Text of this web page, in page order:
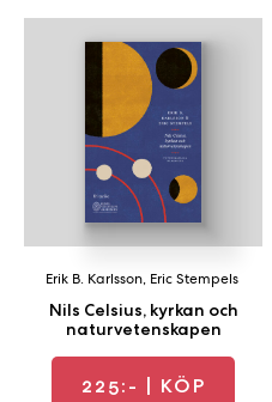
Nils Celsius, kyrkan och
naturvetenskapen
Erik B. Karlsson, Eric Stempels
225:- | KÖP